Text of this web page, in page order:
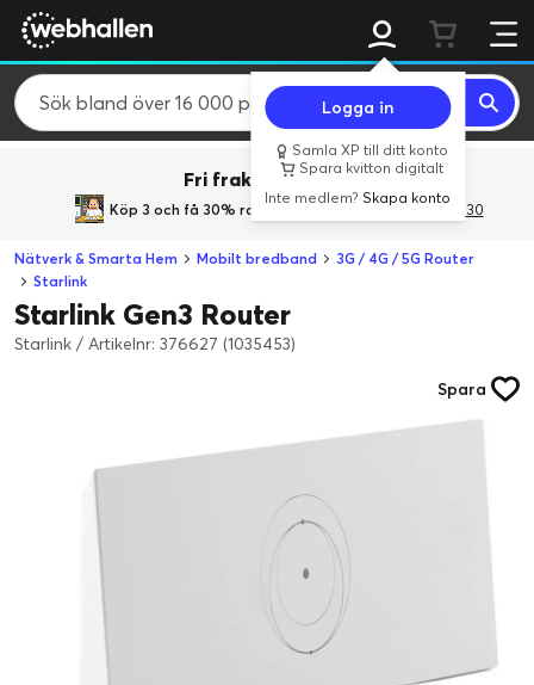
Logga in
Samla XP till ditt konto
Spara kvitton digitalt
Inte medlem?Skapa konto
Fri frakt över 800 kr.
Köp 3 och få 30% rabatt med rabattkoden 3Gives30
Nätverk & Smarta Hem Mobilt bredband
3G / 4G / 5G Router
Starlink
Starlink Gen3 Router
Starlink / Artikelnr: 376627 (1035453)
Spara